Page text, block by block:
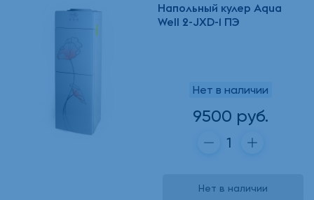
Напольный кулер Aqua
Well 2-JXD-1 ПЭ
Нет в наличии
9500 руб.
Нет в наличии